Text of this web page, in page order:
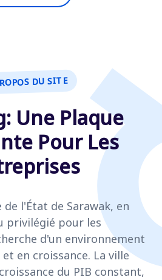
DU SITE
Une Plaque
Pour Les
l'État de Sarawak, en
privilégié pour les
d'un environnement
en croissance. La ville
du PIB constant,